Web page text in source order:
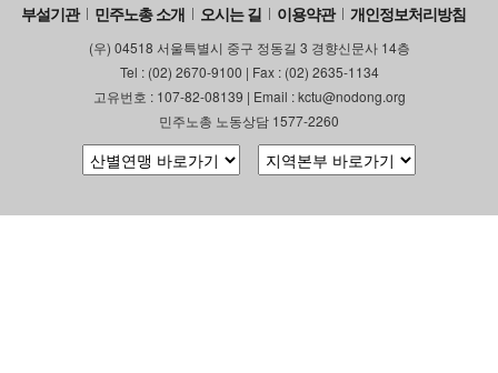
부설기관 민주노총 소개 오시는 길 이용약관 개인정보처리방침
(우) 04518 서울특별시 중구 정동길 3 경향신문사 14층
Tel : (02) 2670-9100 | Fax : (02) 2635-1134
고유번호 : 107-82-08139 | Email : kctu@nodong.org
민주노총 노동상담 1577-2260